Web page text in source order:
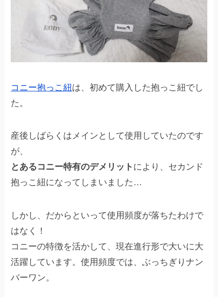
コニー抱っこ紐は、初めて購入した抱っこ紐でし
た。
産後しばらくはメインとして使用していたのです
が、
とあるコニー特有のデメリット により、セカンド
抱っこ紐になってしまいました…
しかし、だからといって使用頻度が落ちたわけで
はなく！
コニーの特徴を活かして、現在進行形で大いに大
活躍しています。使用頻度では、ぶっちぎりナン
バーワン。